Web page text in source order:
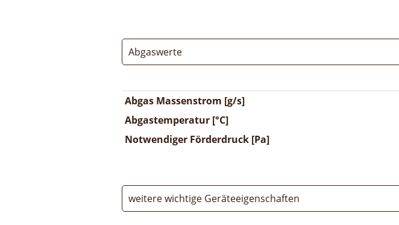
Abgaswerte
Abgas Massenstrom [g/s]
Abgastemperatur [°C]
Notwendiger Förderdruck [Pa]
weitere wichtige Geräteeigenschaften